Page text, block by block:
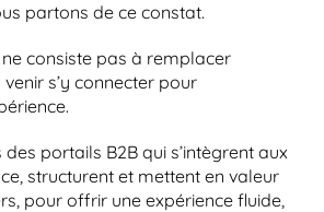
partons de ce constat.
consiste pas à remplacer
venir s’y connecter pour
portails B2B qui s’intègrent aux
structurent et mettent en valeur
pour offrir une expérience fluide,